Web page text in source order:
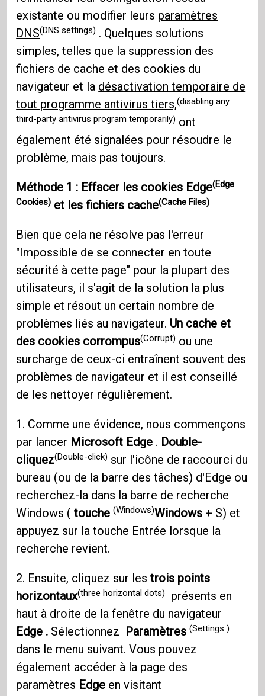
existante ou modifier leurs paramètres
DNS(DNS settings) . Quelques solutions
simples, telles que la suppression des
fichiers de cache et des cookies du
navigateur et la désactivation temporaire de
tout programme antivirus tiers,(disabling any
third-party antivirus program temporarily) ont
également été signalées pour résoudre le
problème, mais pas toujours.
Méthode 1 : Effacer les cookies Edge(Edge
Cookies) et les fichiers cache(Cache Files)
Bien que cela ne résolve pas l'erreur
"Impossible de se connecter en toute
sécurité à cette page" pour la plupart des
utilisateurs, il s'agit de la solution la plus
simple et résout un certain nombre de
problèmes liés au navigateur. Un cache et
des cookies corrompus(Corrupt) ou une
surcharge de ceux-ci entraînent souvent des
problèmes de navigateur et il est conseillé
de les nettoyer régulièrement.
1. Comme une évidence, nous commençons
par lancer Microsoft Edge . Double-
cliquez(Double-click) sur l'icône de raccourci du
bureau (ou de la barre des tâches) d'Edge ou
recherchez-la dans la barre de recherche
Windows (touche(Windows)Windows + S) et
appuyez sur la touche Entrée lorsque la
recherche revient.
2. Ensuite, cliquez sur lestrois points
horizontaux(three horizontal dots)
présents en
haut à droite de la fenêtre du navigateur
Edge . Sélectionnez Paramètres(Settings )
dans le menu suivant. Vous pouvez
également accéder à la page des
paramètres Edge en visitant